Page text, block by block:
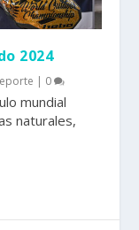
2024
| 0
mundial
naturales,